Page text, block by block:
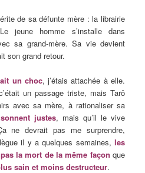
de sa défunte mère : la librairie
jeune homme s’installe dans
sa grand-mère. Sa vie devient
son grand retour.
un choc, j’étais attachée à elle.
un passage triste, mais Tarô
avec sa mère, à rationaliser sa
justes, mais qu’il le vive
ne devrait pas me surprendre,
il y a quelques semaines, les
la mort de la même façon que
sain et moins destructeur.